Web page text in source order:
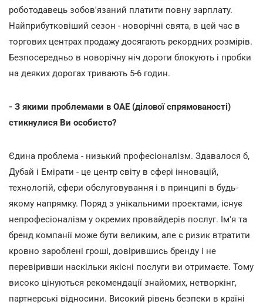
роботодавець зобов'язаний платити повну зарплату.
Найприбутковіший сезон - новорічні свята, в цей час в
торгових центрах продажу досягають рекордних розмірів.
Безпосередньо в новорічну ніч дороги блокують і пробки
на деяких дорогах тривають 5-6 годин.
- З якими проблемами в ОАЕ (ділової спрямованості)
стикнулися Ви особисто?
Єдина проблема - низький професіоналізм. Здавалося б,
Дубай і Емірати - це центр світу в сфері інновацій,
технологій, сфери обслуговування і в принципі в будь-
якому напрямку. Поряд з унікальними проектами, існує
непрофесіоналізм у окремих провайдерів послуг. Ім'я та
бренд компанії може бути великим, але є ризик втратити
кровно зароблені гроші, довірившись бренду і не
перевіривши наскільки якісні послуги ви отримаєте. Тому
високо цінуються рекомендації знайомих, нетворкінг,
партнерські відносини. Високий рівень безпеки в країні